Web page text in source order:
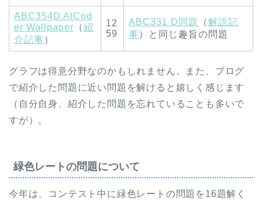
ABC354D AtCod
er Wallpaper （紹
介記事）
12
59
ABC331 D問題 （解説記
事）と同じ趣旨の問題
グラフは得意分野なのかもしれません。また、ブログ
で紹介した問題に近い問題を解けると嬉しく感じます
（自分自身、紹介した問題を忘れていることも多いで
すが）。
緑色レートの問題について
今年は、コンテスト中に緑色レートの問題を16題解く